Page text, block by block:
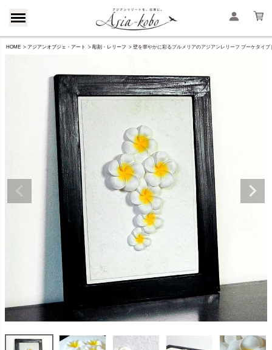
HOME アジアンオブジェ・アート 彫刻・レリーフ 壁を華やかに彩るプルメリアのアジアンレリーフ ブーケタイプ